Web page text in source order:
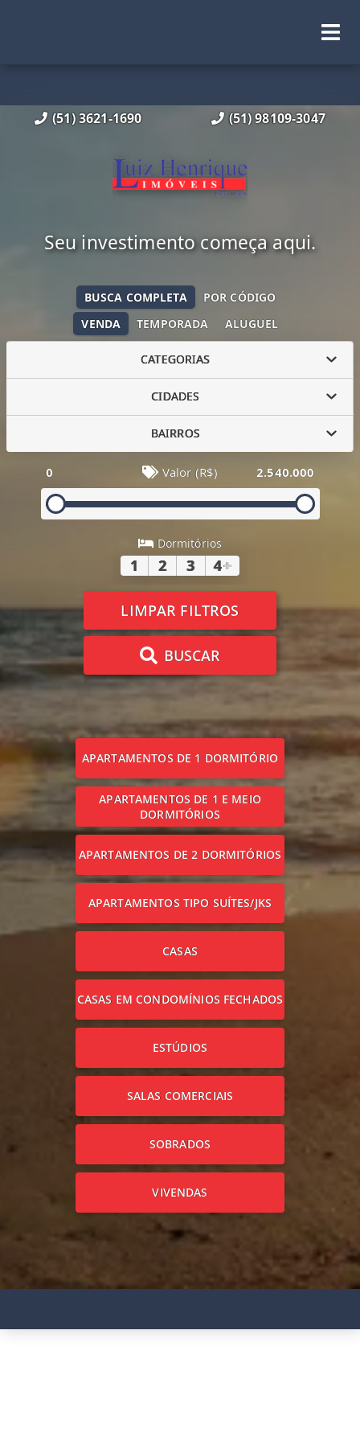
(51) 3621-1690 (51) 98109-3047
Seu investimento começa aqui.
VENDA TEMPORADA ALUGUEL
BUSCA COMPLETA POR CÓDIGO
CATEGORIAS
CIDADES
BAIRROS
0 Valor (R$) 2.540.000
Dormitórios
1 2 3 4+
LIMPAR FILTROS
BUSCAR
APARTAMENTOS DE 1 DORMITÓRIO
APARTAMENTOS DE 1 E MEIO
DORMITÓRIOS
APARTAMENTOS DE 2 DORMITÓRIOS
APARTAMENTOS TIPO SUÍTES/JKS
CASAS
CASAS EM CONDOMÍNIOS FECHADOS
ESTÚDIOS
SALAS COMERCIAIS
SOBRADOS
VIVENDAS